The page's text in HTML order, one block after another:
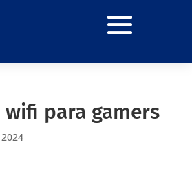
para gamers